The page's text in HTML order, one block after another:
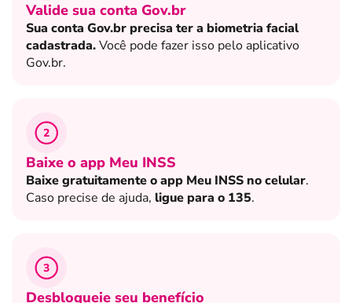
Valide sua conta Gov.br
Sua conta Gov.br precisa ter a biometria facial
cadastrada.Você pode fazer isso pelo aplicativo
Gov.br.
2
Baixe o app Meu INSS
Baixe gratuitamente o app Meu INSS no celular.
Caso precise de ajuda, ligue para o 135.
3
Desbloqueie seu benefício